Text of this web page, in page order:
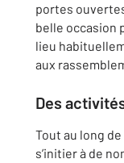
portes
belle occasion
lieu
aux
Des
Tout au long
s’initier à de